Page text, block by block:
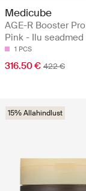
Medicube
AGE-R Booster Pro
Pink - Ilu seadmed
1 PCS
316.50 € 422 €
15% Allahindlust